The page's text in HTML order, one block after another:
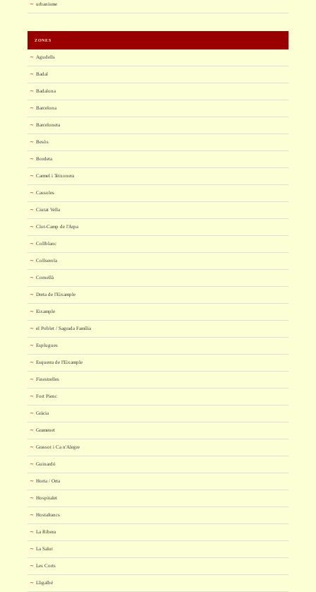
urbanisme
ZONES
Agudells
Badal
Badalona
Barcelona
Barceloneta
Besòs
Bordeta
Carmel i Teixonera
Cassoles
Ciutat Vella
Clot-Camp de l'Arpa
Collblanc
Collserola
Cornellà
Dreta de l'Eixample
Eixample
el Poblet / Sagrada Família
Esplugues
Esquerra de l'Eixample
Finestrelles
Fort Pienc
Gràcia
Gramenet
Grassot i Ca n'Alegre
Guinardó
Horta / Orta
Hospitalet
Hostafrancs
La Ribera
La Salut
Les Corts
Lligalbé